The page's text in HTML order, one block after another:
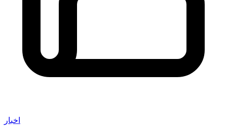
اخبار